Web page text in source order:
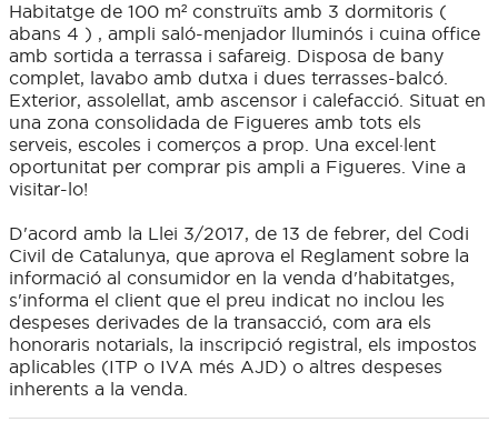
Habitatge de 100 m² construïts amb 3 dormitoris (
abans 4 ) , ampli saló-menjador lluminós i cuina office
amb sortida a terrassa i safareig. Disposa de bany
complet, lavabo amb dutxa i dues terrasses-balcó.
Exterior, assolellat, amb ascensor i calefacció. Situat en
una zona consolidada de Figueres amb tots els
serveis, escoles i comerços a prop. Una excel·lent
oportunitat per comprar pis ampli a Figueres. Vine a
visitar-lo!
D'acord amb la Llei 3/2017, de 13 de febrer, del Codi
Civil de Catalunya, que aprova el Reglament sobre la
informació al consumidor en la venda d'habitatges,
s'informa el client que el preu indicat no inclou les
despeses derivades de la transacció, com ara els
honoraris notarials, la inscripció registral, els impostos
aplicables (ITP o IVA més AJD) o altres despeses
inherents a la venda.